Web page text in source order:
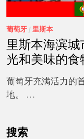
葡萄牙/ 里斯本
里斯本海滨
光和美味的食
葡萄牙充满活力的
地。 …
搜索